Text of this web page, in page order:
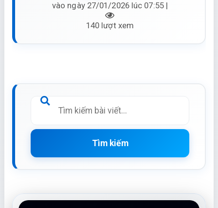
vào ngày 27/01/2026 lúc 07:55 |
140 lượt xem
Tìm kiếm